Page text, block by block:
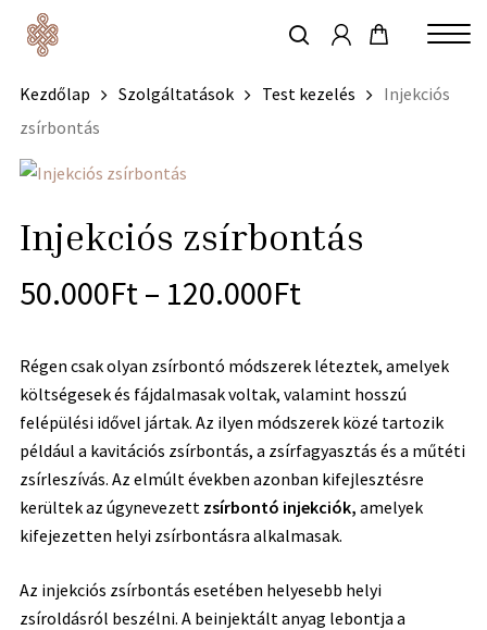
content
keresés
Kezdőlap Szolgáltatások Test kezelés
Injekciós
zsírbontás
Injekciós zsírbontás
50.000Ft– 120.000Ft
Régen csak olyan zsírbontó módszerek léteztek, amelyek
költségesek és fájdalmasak voltak, valamint hosszú
felépülési idővel jártak. Az ilyen módszerek közé tartozik
például a kavitációs zsírbontás, a zsírfagyasztás és a műtéti
zsírleszívás. Az elmúlt években azonban kifejlesztésre
kerültek az úgynevezett zsírbontó injekciók, amelyek
kifejezetten helyi zsírbontásra alkalmasak.
Az injekciós zsírbontás esetében helyesebb helyi
zsíroldásról beszélni. A beinjektált anyag lebontja a
Menu